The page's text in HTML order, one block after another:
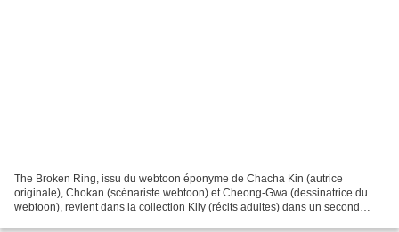
The Broken Ring, issu du webtoon éponyme de Chacha Kin (autrice
originale), Chokan (scénariste webtoon) et Cheong-Gwa (dessinatrice du
webtoon), revient dans la collection Kily (récits adultes) dans un second